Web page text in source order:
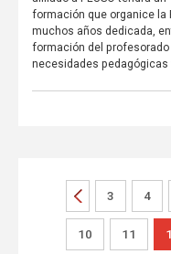
formación que organice la
muchos años dedicada,
formación del
necesidades
3 4
10 11